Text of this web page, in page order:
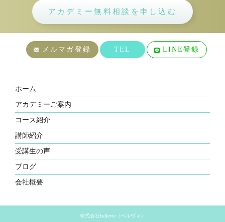
アカデミー無料相談を申し込む
メルマガ登録 TEL LINE登録
ホーム
アカデミーご案内
コース紹介
講師紹介
受講生の声
ブログ
会社概要
株式会社bellevie（ベルヴィ）